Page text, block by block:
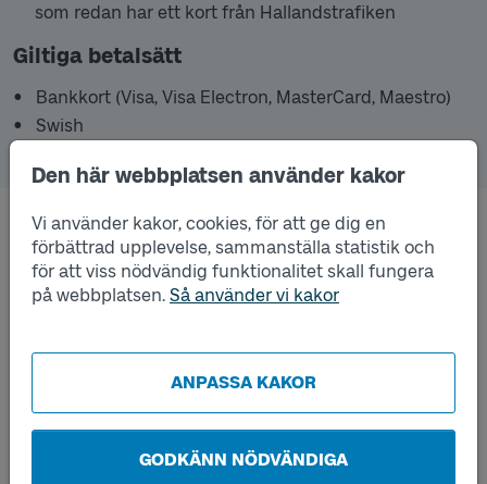
Den här webbplatsen använder kakor
Vi använder kakor, cookies, för att ge dig en
förbättrad upplevelse, sammanställa statistik och
för att viss nödvändig funktionalitet skall fungera
på webbplatsen. Så använder vi kakor
ANPASSA KAKOR
GODKÄNN NÖDVÄNDIGA
som redan har ett kort från Hallandstrafiken
Giltiga betalsätt
Bankkort (Visa, Visa Electron, MasterCard, Maestro)
Swish
Adress
Nils Ericsonterminalen, Göteborg.